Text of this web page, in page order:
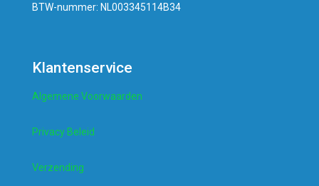
BTW-nummer: NL003345114B34
Klantenservice
Algemene Voorwaarden
Privacy Beleid
Verzending